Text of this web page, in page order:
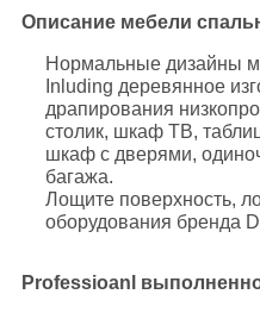
Описание мебели
Нормальные дизайны
Inluding деревянное
драпирования
столик, шкаф ТВ,
шкаф с дверями,
багажа.
Лощите поверхность,
оборудования бренда
Professioanl